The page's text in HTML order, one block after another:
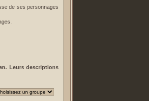
de ses personnages
Leurs descriptions